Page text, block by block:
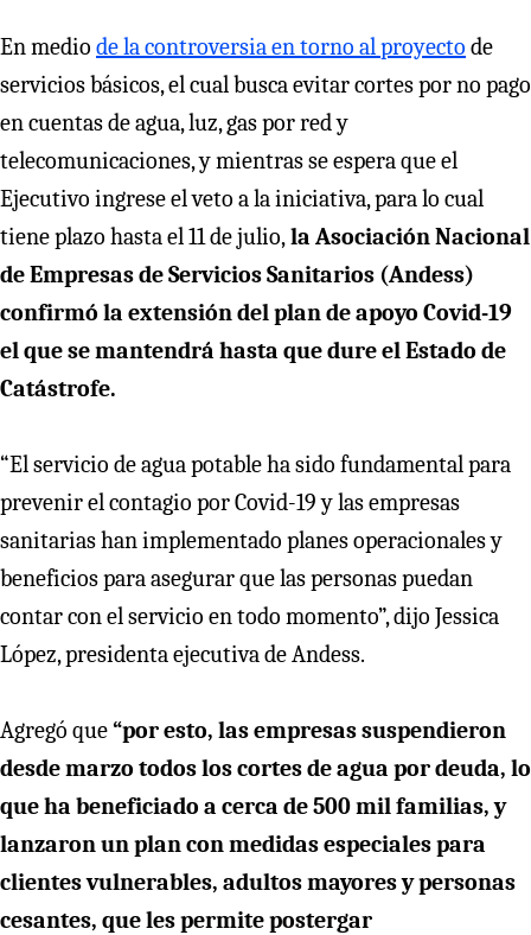
En medio de la controversia en torno al proyecto de
servicios básicos, el cual busca evitar cortes por no pago
en cuentas de agua, luz, gas por red y
telecomunicaciones, y mientras se espera que el
Ejecutivo ingrese el veto a la iniciativa, para lo cual
tiene plazo hasta el 11 de julio,la Asociación Nacional
de Empresas de Servicios Sanitarios (Andess)
confirmó la extensión del plan de apoyo Covid-19
el que se mantendrá hasta que dure el Estado de
Catástrofe.
“El servicio de agua potable ha sido fundamental para
prevenir el contagio por Covid-19 y las empresas
sanitarias han implementado planes operacionales y
beneficios para asegurar que las personas puedan
contar con el servicio en todo momento”, dijo Jessica
López, presidenta ejecutiva de Andess.
Agregó que“por esto, las empresas suspendieron
desde marzo todos los cortes de agua por deuda, lo
que ha beneficiado a cerca de 500 mil familias, y
lanzaron un plan con medidas especiales para
clientes vulnerables, adultos mayores y personas
cesantes, que les permite postergar